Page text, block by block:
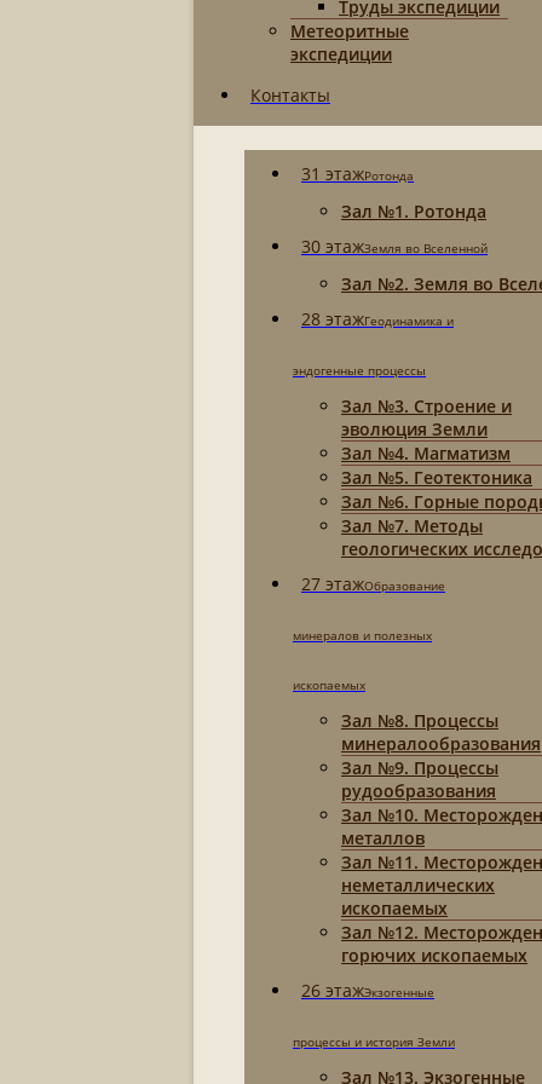
Труды экспедиции
Метеоритные
экспедиции
Контакты
31 этажРотонда
Зал №1. Ротонда
30 этажЗемля во Вселенной
Зал №2. Земля во
28 этажГеодинамика и
эндогенные процессы
Зал №3. Строение и
эволюция Земли
Зал №4. Магматизм
Зал №5. Геотектоника
Зал №6. Горные
Зал №7. Методы
геологических
27 этажОбразование
минералов и полезных
ископаемых
Зал №8. Процессы
минералообразования
Зал №9. Процессы
рудообразования
Зал №10.
металлов
Зал №11.
неметаллических
ископаемых
Зал №12.
горючих ископаемых
26 этажЭкзогенные
процессы и история Земли
Зал №13. Экзогенные